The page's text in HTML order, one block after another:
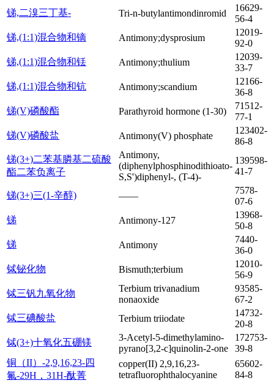
锑,二溴三丁基-
Tri-n-butylantimondinromid
16629-
56-4
锑,(1:1)混合物和镝
Antimony;dysprosium
12019-
92-0
锑,(1:1)混合物和铥
Antimony;thulium
12039-
33-7
锑,(1:1)混合物和钪
Antimony;scandium
12166-
36-8
锑(V)磷酸酯
Parathyroid hormone (1-30)
71512-
77-1
锑(V)磷酸盐
Antimony(V) phosphate
123402-
86-8
锑(3+)二苯基膦基二硫酸
酯二苯负离子
Antimony,
(diphenylphosphinodithioato-
S,S')diphenyl-, (T-4)-
139598-
41-7
锑(3+)三(1-辛醇) ——
7578-
07-6
锑
Antimony-127
13968-
50-8
锑
Antimony
7440-
36-0
铽铋化物
Bismuth;terbium
12010-
56-9
铽三钒九氧化物
Terbium trivanadium
nonaoxide
93585-
67-2
铽三碘酸盐
Terbium triiodate
14732-
20-8
铽(3+)十氧化五硼镁
3-Acetyl-5-dimethylamino-
pyrano[3,2-c]quinolin-2-one
172753-
39-8
铜（II）-2,9,16,23-四
氟-29H，31H-酞菁
copper(II) 2,9,16,23-
tetrafluorophthalocyanine
65602-
84-8